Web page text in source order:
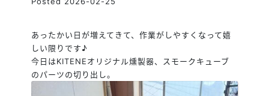
あったかい日が増えてきて、作業がしやすくなって嬉
しい限りです♪
今日はKITENEオリジナル燻製器、スモークキューブ
のパーツの切り出し。